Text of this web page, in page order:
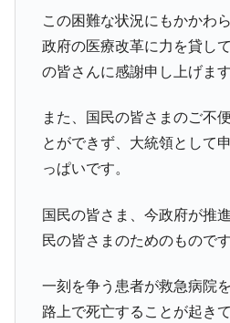
この困難な状況にもかかわ
政府の医療改革に力を貸し
の皆さんに感謝申し上げます
また、国民の皆さまのご不
とができず、大統領として
っぱいです。
国民の皆さま、今政府が推
民の皆さまのためのものです
一刻を争う患者が救急病院
路上で死亡することが起きて